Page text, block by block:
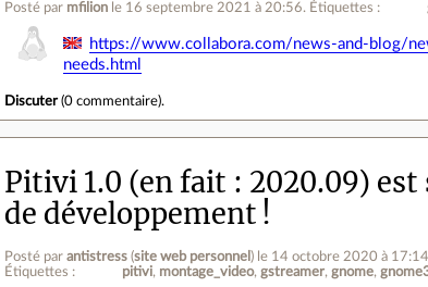
Posté par mfilion le 16 septembre 2021 à 20:56. Étiquettes :
https://www.collabora.com/news-and-blog/
needs.html
Discuter(0 commentaire).
Pitivi 1.0 (en fait : 2020.09) est
de développement !
Posté parantistress (site web personnel ) le 14 octobre 2020 à 17:14
Étiquettes :
pitivi montage_video gstreamer gnome